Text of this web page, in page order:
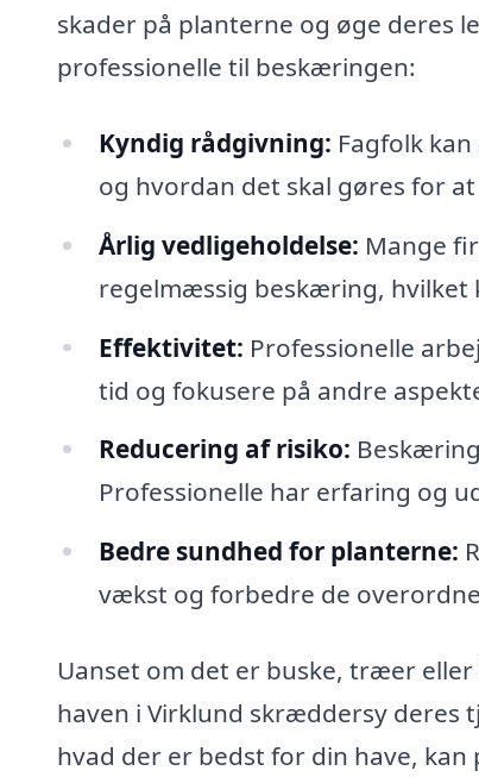
skader på planterne og øge deres
professionelle til beskæringen:
Kyndig rådgivning: Fagfolk
og hvordan det skal gøres for
Årlig vedligeholdelse: Mange
regelmæssig beskæring, hvilket
Effektivitet: Professionelle
tid og fokusere på andre
Reducering af risiko:
Professionelle har erfaring og
Bedre sundhed for planterne:
vækst og forbedre de
Uanset om det er buske, træer
haven i Virklund skræddersy deres
hvad der er bedst for din have,